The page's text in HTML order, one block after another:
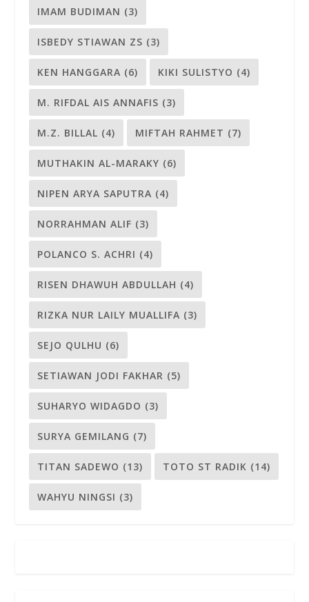
IMAM BUDIMAN (3)
ISBEDY STIAWAN ZS (3)
KEN HANGGARA (6) KIKI SULISTYO (4)
M. RIFDAL AIS ANNAFIS (3)
M.Z. BILLAL (4) MIFTAH RAHMET (7)
MUTHAKIN AL-MARAKY (6)
NIPEN ARYA SAPUTRA (4)
NORRAHMAN ALIF (3)
POLANCO S. ACHRI (4)
RISEN DHAWUH ABDULLAH (4)
RIZKA NUR LAILY MUALLIFA (3)
SEJO QULHU (6)
SETIAWAN JODI FAKHAR (5)
SUHARYO WIDAGDO (3)
SURYA GEMILANG (7)
TITAN SADEWO (13) TOTO ST RADIK (14)
WAHYU NINGSI (3)